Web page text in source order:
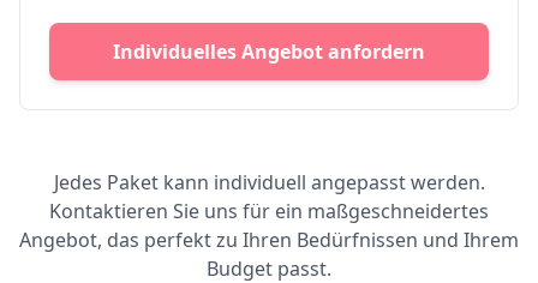
Individuelles Angebot anfordern
Jedes Paket kann individuell angepasst werden.
Kontaktieren Sie uns für ein maßgeschneidertes
Angebot, das perfekt zu Ihren Bedürfnissen und Ihrem
Budget passt.